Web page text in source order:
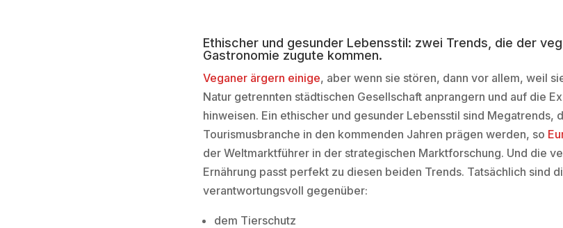
Ethischer und gesunder Lebensstil: zwei Trends, die der
Gastronomie zugute kommen.
Veganer ärgern einige, aber wenn sie stören, dann vor allem, weil
Natur getrennten städtischen Gesellschaft anprangern und auf die
hinweisen. Ein ethischer und gesunder Lebensstil sind Megatrends,
Tourismusbranche in den kommenden Jahren prägen werden, so
der Weltmarktführer in der strategischen Marktforschung. Und die
Ernährung passt perfekt zu diesen beiden Trends. Tatsächlich sind
verantwortungsvoll gegenüber:
dem Tierschutz